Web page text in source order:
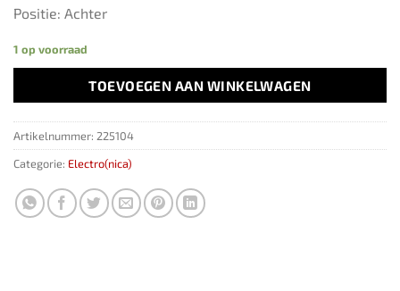
Positie: Achter
1 op voorraad
TOEVOEGEN AAN WINKELWAGEN
Artikelnummer: 225104
Categorie: Electro(nica)